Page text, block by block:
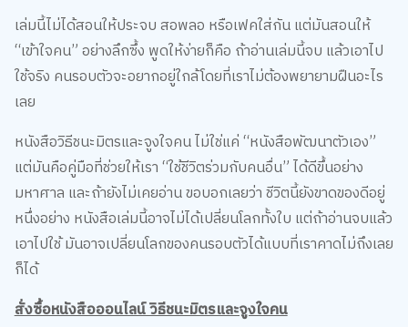
เล่มนี้ไม่ได้สอนให้ประจบ สอพลอ หรือเฟคใส่กัน แต่มันสอนให้
“เข้าใจคน” อย่างลึกซึ้ง พูดให้ง่ายก็คือ ถ้าอ่านเล่มนี้จบ แล้วเอาไป
ใช้จริง คนรอบตัวจะอยากอยู่ใกล้โดยที่เราไม่ต้องพยายามฝืนอะไร
เลย
หนังสือวิธีชนะมิตรและจูงใจคน ไม่ใช่แค่ “หนังสือพัฒนาตัวเอง”
แต่มันคือคู่มือที่ช่วยให้เรา “ใช้ชีวิตร่วมกับคนอื่น” ได้ดีขึ้นอย่าง
มหาศาล และถ้ายังไม่เคยอ่าน ขอบอกเลยว่า ชีวิตนี้ยังขาดของดีอยู่
หนึ่งอย่าง หนังสือเล่มนี้อาจไม่ได้เปลี่ยนโลกทั้งใบ แต่ถ้าอ่านจบแล้ว
เอาไปใช้ มันอาจเปลี่ยนโลกของคนรอบตัวได้แบบที่เราคาดไม่ถึงเลย
ก็ได้
สั่งซื้อหนังสือออนไลน์ วิธีชนะมิตรและจูงใจคน